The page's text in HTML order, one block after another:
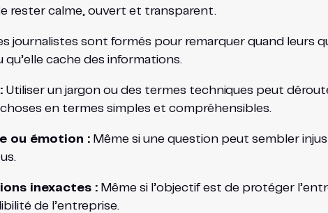
rester calme, ouvert et transparent.
journalistes sont formés pour remarquer quand leurs
cache des informations.
Utiliser un jargon ou des termes techniques peut
en termes simples et compréhensibles.
ou émotion :Même si une question peut sembler
inexactes :Même si l’objectif est de protéger
de l’entreprise.